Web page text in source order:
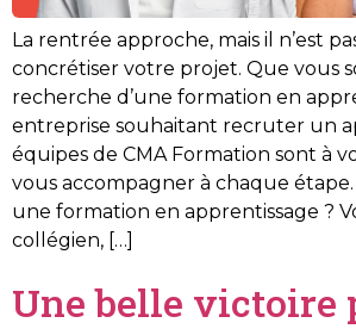
La rentrée approche, mais il n’est
concrétiser votre projet. Que vous
recherche d’une formation en
entreprise souhaitant recruter un
équipes de CMA Formation sont à
vous accompagner à chaque
une formation en apprentissage ?
collégien, […]
Une belle victoire